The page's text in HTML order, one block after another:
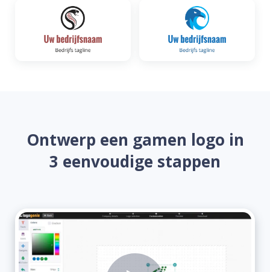
Ontwerp een gamen logo in
3 eenvoudige stappen